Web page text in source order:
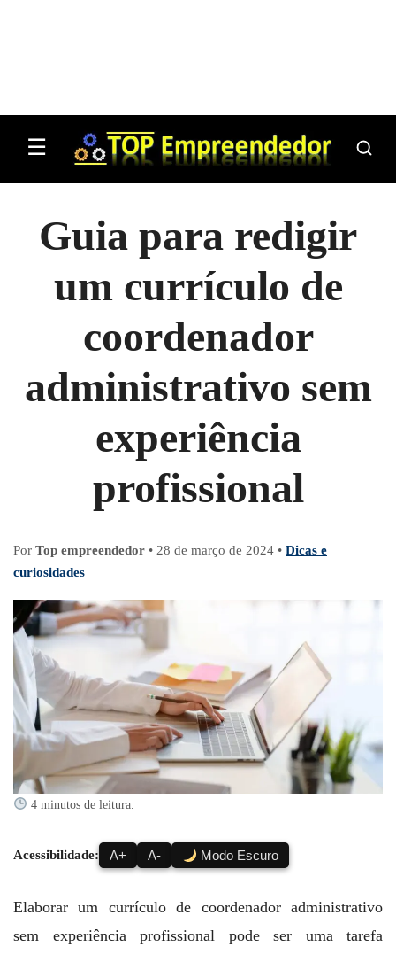
☰
Guia para redigir
um currículo de
coordenador
administrativo sem
experiência
profissional
Por Top empreendedor • 28 de março de 2024 • Dicas e
curiosidades
4 minutos de leitura.
Acessibilidade: A+ A- Modo Escuro
Elaborar um currículo de coordenador administrativo
sem experiência profissional pode ser uma tarefa